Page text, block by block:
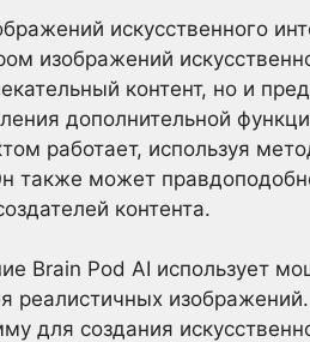
искусственного
изображений
контент, но и
дополнительной
работает, используя
также может
контента.
Brain Pod AI использует
реалистичных
для создания